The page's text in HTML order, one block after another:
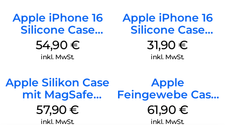
Apple iPhone 16
Silicone Case
MagSafe Black
54,90 €
inkl. MwSt.
Apple iPhone 16
Silicone Case
MagSafe Fuchsia
31,90€
inkl. MwSt.
Apple Silikon Case
mit MagSafe
iPhone 14 Pro
(PRODUCT)RED
57,90€
inkl. MwSt.
Apple
Feingewebe Case
iPhone 15 Pro
MagSafe Schwarz
61,90 €
inkl. MwSt.